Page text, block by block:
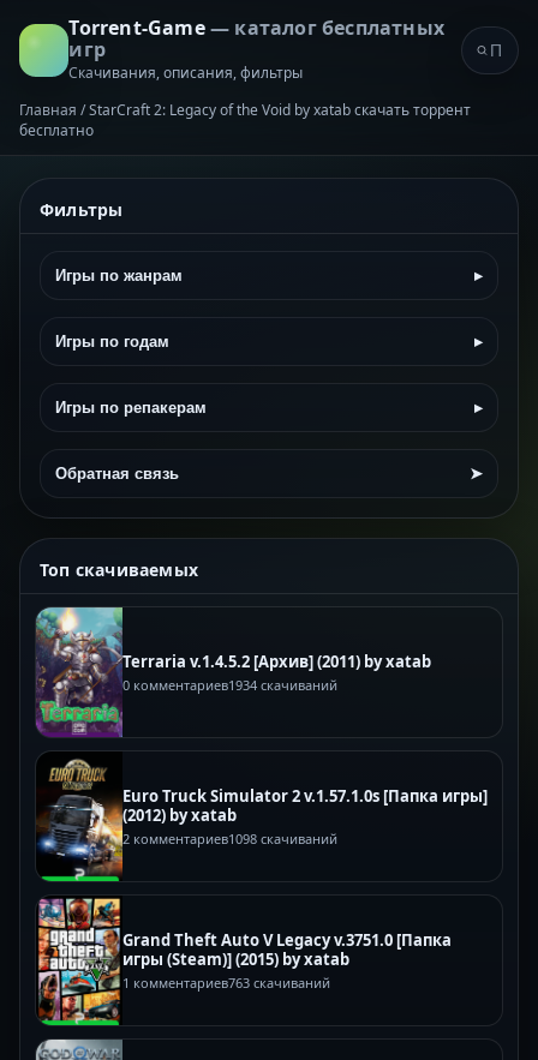
Torrent-Game— каталог бесплатных
игр
Скачивания, описания, фильтры
Главная /StarCraft 2: Legacy of the Void by xatab скачать торрент
бесплатно
Фильтры
Игры по жанрам ▸
Игры по годам ▸
Игры по репакерам ▸
Обратная связь ➤
Топ скачиваемых
Terraria v.1.4.5.2 [Архив] (2011) by xatab
0 комментариев1934 скачиваний
Euro Truck Simulator 2 v.1.57.1.0s [Папка игры]
(2012) by xatab
2 комментариев1098 скачиваний
Grand Theft Auto V Legacy v.3751.0 [Папка
игры (Steam)] (2015) by xatab
1 комментариев763 скачиваний